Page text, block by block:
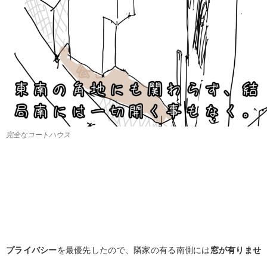
完全なコートハウス
プライバシーを最優先したので、隣家の有る南側には 窓が有りませ